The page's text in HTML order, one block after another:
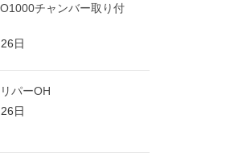
チャンバー取り付
日
パーOH
日